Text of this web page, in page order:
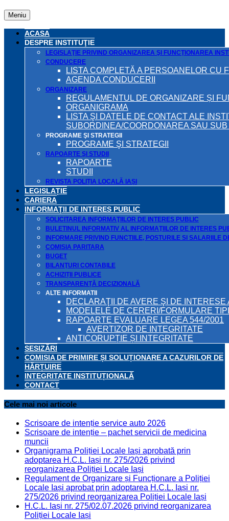
Meniu
ACASA
DESPRE INSTITUŢIE
LEGISLAŢIE PRIVIND ORGANIZAREA ŞI FUNCŢIONAREA
CONDUCERE
LISTA COMPLETĂ A PERSOANELOR CU
AGENDA CONDUCERII
ORGANIZARE
REGULAMENTUL DE ORGANIZARE ȘI
ORGANIGRAMA
LISTA ŞI DATELE DE CONTACT ALE
SUBORDINEA/COORDONAREA SAU
PROGRAME ŞI STRATEGII
PROGRAME ŞI STRATEGII
RAPOARTE ŞI STUDII
RAPOARTE
STUDII
REVISTA POLIȚIA LOCALĂ IAȘI
LEGISLAȚIE
CARIERA
INFORMAŢII DE INTERES PUBLIC
SOLICITAREA INFORMAŢIILOR DE INTERES PUBLIC
BULETINUL INFORMATIV AL INFORMAŢIILOR DE INTERES
INFORMARE PRIVIND FUNCTIILE, POSTURILE SI
COMISIA PARITARA
BUGET
BILANŢURI CONTABILE
ACHIZIȚII PUBLICE
TRANSPARENȚĂ DECIZIONALĂ
ALTE INFORMATII
DECLARAŢII DE AVERE ŞI DE
MODELELE DE CERERI/FORMULARE
RAPOARTE EVALUARE LEGEA 544/2001
AVERTIZOR DE INTEGRITATE
ANTICORUPȚIE ȘI INTEGRITATE
SESIZĂRI
COMISIA DE PRIMIRE ȘI SOLUȚIONARE A CAZURILOR DE
HĂRȚUIRE
INTEGRITATE INSTITUȚIONALĂ
CONTACT
Cele mai noi articole
Scrisoare de intenție service auto 2026
Scrisoare de intenție – pachet servicii de medicina
muncii
Organigrama Poliției Locale Iași aprobată prin
adoptarea H.C.L. Iași nr. 275/2026 privind
reorganizarea Poliției Locale Iași
Regulament de Organizare și Funcționare a Poliției
Locale Iași aprobat prin adoptarea H.C.L. Iași nr.
275/2026 privind reorganizarea Poliției Locale Iași
H.C.L. Iași nr. 275/02.07.2026 privind reorganizarea
Poliției Locale Iași